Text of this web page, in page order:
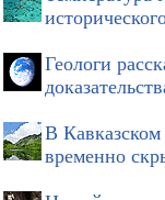
Геологи
В Кавказском
временно